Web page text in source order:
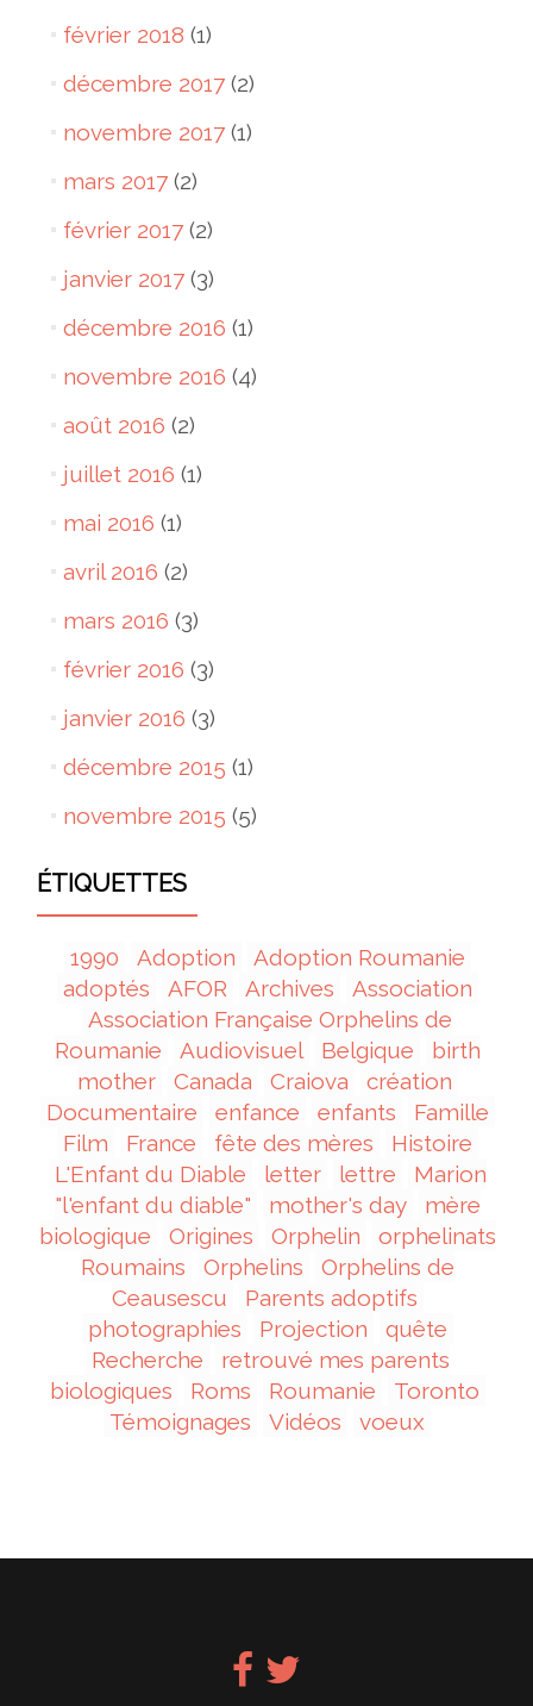
février 2018 (1)
décembre 2017(2)
novembre 2017(1)
mars 2017(2)
février 2017(2)
janvier 2017(3)
décembre 2016 (1)
novembre 2016 (4)
août 2016 (2)
juillet 2016 (1)
mai 2016 (1)
avril 2016 (2)
mars 2016 (3)
février 2016 (3)
janvier 2016 (3)
décembre 2015 (1)
novembre 2015 (5)
ÉTIQUETTES
1990 Adoption
Adoption Roumanie
adoptés
AFOR Archives
Association
Association Française Orphelins de
Roumanie
Audiovisuel Belgique
birth
mother
Canada Craiova
création
Documentaire
enfance enfants
Famille
Film
France fête des mères
Histoire
L'Enfant du Diable
letter lettre
Marion
"l'enfant du diable"
mother's day
mère
biologique
Origines Orphelin
orphelinats
Roumains
Orphelins
Orphelins de
Ceausescu
Parents adoptifs
photographies
Projection
quête
Recherche
retrouvé mes parents
biologiques
Roms Roumanie
Toronto
Témoignages
Vidéos voeux